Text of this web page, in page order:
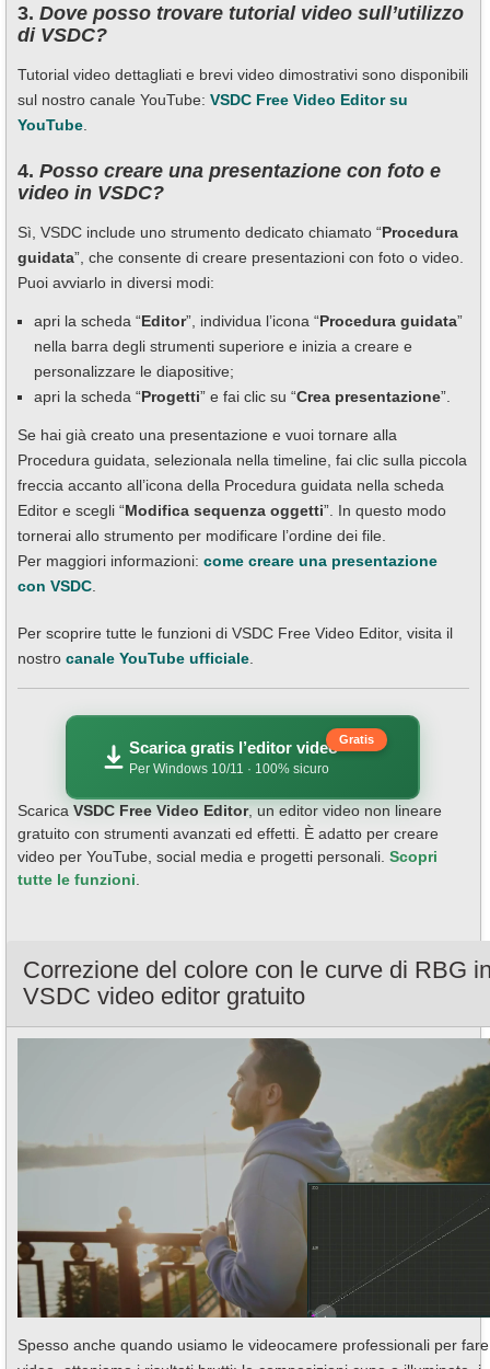
3. Dove posso trovare tutorial video sull’utilizzo
di VSDC?
Tutorial video dettagliati e brevi video dimostrativi sono disponibili
sul nostro canale YouTube: VSDC Free Video Editor su
YouTube
4. Posso creare una presentazione con foto e
video in VSDC?
Sì, VSDC include uno strumento dedicato chiamato “Procedura
guidata”, che consente di creare presentazioni con foto o video.
Puoi avviarlo in diversi modi:
apri la scheda “Editor”, individua l’icona “Procedura guidata”
nella barra degli strumenti superiore e inizia a creare e
personalizzare le diapositive;
apri la scheda “Progetti” e fai clic su “Crea presentazione”.
Se hai già creato una presentazione e vuoi tornare alla
Procedura guidata, selezionala nella timeline, fai clic sulla piccola
freccia accanto all’icona della Procedura guidata nella scheda
Editor e scegli “Modifica sequenza oggetti”. In questo modo
tornerai allo strumento per modificare l’ordine dei file.
Per maggiori informazioni: come creare una presentazione
con VSDC
Per scoprire tutte le funzioni di VSDC Free Video Editor, visita il
nostro canale YouTube ufficiale
Scarica gratis l’editor video
Per Windows 10/11 · 100% sicuro
Gratis
Scarica VSDC Free Video Editor, un editor video non lineare
gratuito con strumenti avanzati ed effetti. È adatto per creare
video per YouTube, social media e progetti personali. Scopri
tutte le funzioni
Correzione del colore con le curve di RBG
VSDC video editor gratuito
Spesso anche quando usiamo le videocamere professionali per